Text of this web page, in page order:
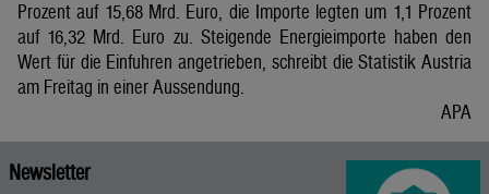
Prozent auf 15,68 Mrd. Euro, die Importe legten um 1,1 Prozent
auf 16,32 Mrd. Euro zu. Steigende Energieimporte haben den
Wert für die Einfuhren angetrieben, schreibt die Statistik Austria
am Freitag in einer Aussendung.
APA
Newsletter